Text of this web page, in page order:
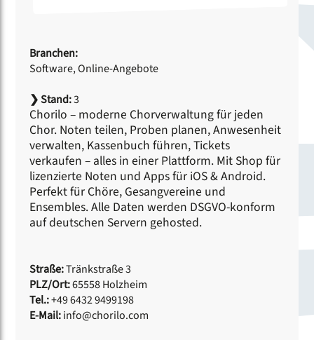
Branchen:
Software, Online-Angebote
❯Stand:3
Chorilo – moderne Chorverwaltung für jeden
Chor. Noten teilen, Proben planen, Anwesenheit
verwalten, Kassenbuch führen, Tickets
verkaufen – alles in einer Plattform. Mit Shop für
lizenzierte Noten und Apps für iOS & Android.
Perfekt für Chöre, Gesangvereine und
Ensembles. Alle Daten werden DSGVO-konform
auf deutschen Servern gehosted.
Straße:Tränkstraße 3
PLZ/Ort:65558 Holzheim
Tel.:+49 6432 9499198
E-Mail:info@chorilo.com